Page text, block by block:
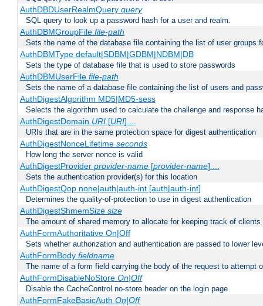
AuthDBDUserRealmQuery query
SQL query to look up a password hash for a user and realm.
AuthDBMGroupFile file-path
Sets the name of the database file containing the list of user groups
AuthDBMType default|SDBM|GDBM|NDBM|DB
Sets the type of database file that is used to store passwords
AuthDBMUserFile file-path
Sets the name of a database file containing the list of users and
AuthDigestAlgorithm MD5|MD5-sess
Selects the algorithm used to calculate the challenge and response
AuthDigestDomain URI[URI] ...
URIs that are in the same protection space for digest authentication
AuthDigestNonceLifetime seconds
How long the server nonce is valid
AuthDigestProvider provider-name[provider-name] ...
Sets the authentication provider(s) for this location
AuthDigestQop none|auth|auth-int [auth|auth-int]
Determines the quality-of-protection to use in digest authentication
AuthDigestShmemSize size
The amount of shared memory to allocate for keeping track of clients
AuthFormAuthoritative On|Off
Sets whether authorization and authentication are passed to lower
AuthFormBody fieldname
The name of a form field carrying the body of the request to attempt
AuthFormDisableNoStore On|Off
Disable the CacheControl no-store header on the login page
AuthFormFakeBasicAuth On|Off